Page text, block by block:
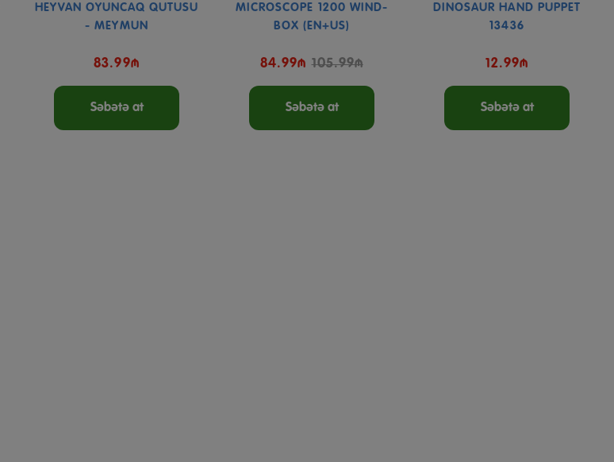
HEYVAN OYUNCAQ QUTUSU
- MEYMUN
83.99₼
Səbətə at
MICROSCOPE 1200 WIND-
BOX (EN+US)
84.99₼ 105.99₼
Səbətə at
DINOSAUR HAND PUPPET
13436
12.99₼
Səbətə at